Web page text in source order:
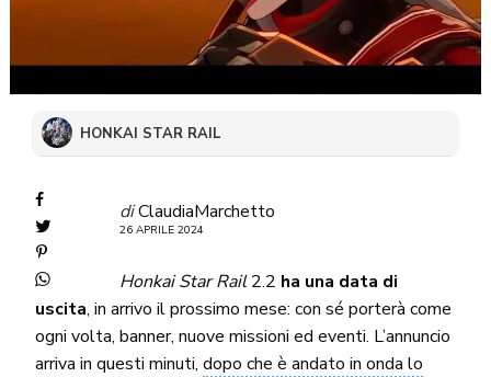
HONKAI STAR RAIL
diClaudiaMarchetto
26 APRILE 2024
Honkai Star Rail2.2 ha una data di
uscita, in arrivo il prossimo mese: con sé porterà come
ogni volta, banner, nuove missioni ed eventi. L’annuncio
arriva in questi minuti,dopo che è andato in onda lo